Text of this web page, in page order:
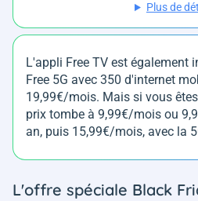
Plus de
L'appli Free TV est également
Free 5G avec 350 d'internet
19,99€/mois. Mais si vous
prix tombe à 9,99€/mois ou
an, puis 15,99€/mois, avec la
L'offre spéciale Black